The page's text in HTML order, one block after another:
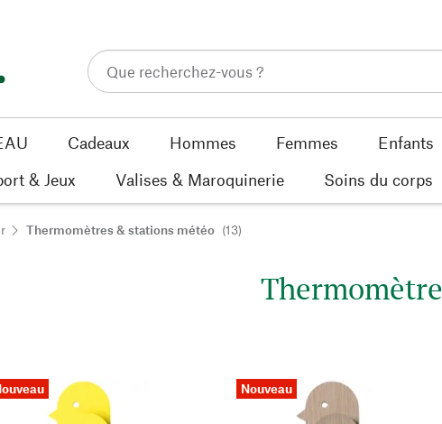
Cadeaux Hommes Femmes Enfants
& Jeux
Valises & Maroquinerie Soins du corps
Thermomètres & stations météo (13)
Nouveau